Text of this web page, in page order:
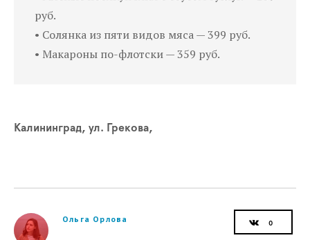
руб.
• Солянка из пяти видов мяса — 399 руб.
• Макароны по-флотски — 359 руб.
Калининград, ул. Грекова,
Ольга Орлова